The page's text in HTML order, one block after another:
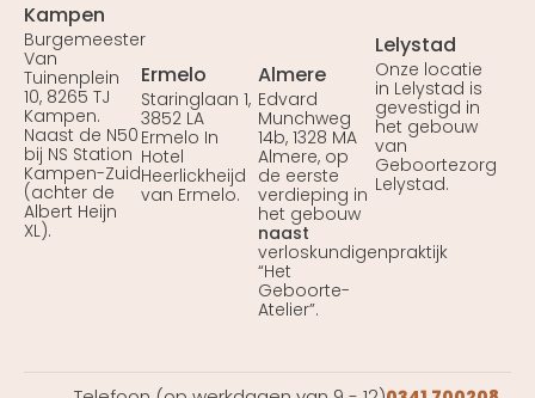
Kampen
Burgemeester
Van
Tuinenplein
10, 8265 TJ
Kampen.
Naast de N50
bij NS Station
Kampen-Zuid
(achter de
Albert Heijn
XL).
Ermelo
Staringlaan 1,
3852 LA
Ermelo In
Hotel
Heerlickheijd
van Ermelo.
Almere
Edvard
Munchweg
14b, 1328 MA
Almere, op
de eerste
verdieping in
het gebouw
naast
verloskundigenpraktijk
“Het
Geboorte-
Atelier”.
Lelystad
Onze locatie
in Lelystad is
gevestigd in
het gebouw
van
Geboortezorg
Lelystad.